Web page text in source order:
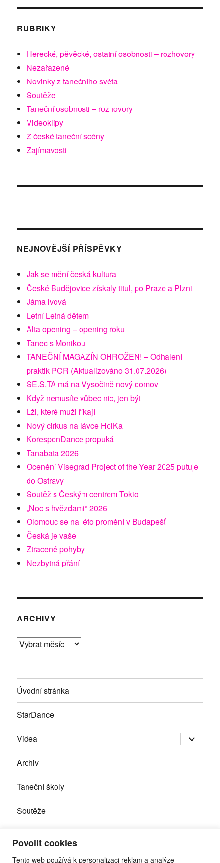
Povolit cookies
Tento web používá k personalizaci reklam a analýze
RUBRIKY
Herecké, pěvěcké, ostatní osobnosti – rozhovory
Nezařazené
Novinky z tanečního světa
Soutěže
Taneční osobnosti – rozhovory
Videoklipy
Z české taneční scény
Zajímavosti
NEJNOVĚJŠÍ PŘÍSPĚVKY
Jak se mění česká kultura
České Budějovice získaly titul, po Praze a Plzni
Jáma lvová
Letní Letná dětem
Alta opening – opening roku
Tanec s Monikou
TANEČNÍ MAGAZÍN OHROŽEN! – Odhalení
praktik PCR (Aktualizováno 31.07.2026)
SE.S.TA má na Vysočině nový domov
Když nemusíte vůbec nic, jen být
Lži, které muži říkají
Nový cirkus na lávce HolKa
KoresponDance propuká
Tanabata 2026
Ocenění Visegrad Project of the Year 2025 putuje
do Ostravy
Soutěž s Českým centrem Tokio
„Noc s hvězdami“ 2026
Olomouc se na léto promění v Budapešť
Česká je vaše
Ztracené pohyby
Nezbytná přání
ARCHIVY
Archivy
Úvodní stránka
StarDance
Videa Zobrazit
položky
Archiv
Taneční školy
Soutěže
Kontakty